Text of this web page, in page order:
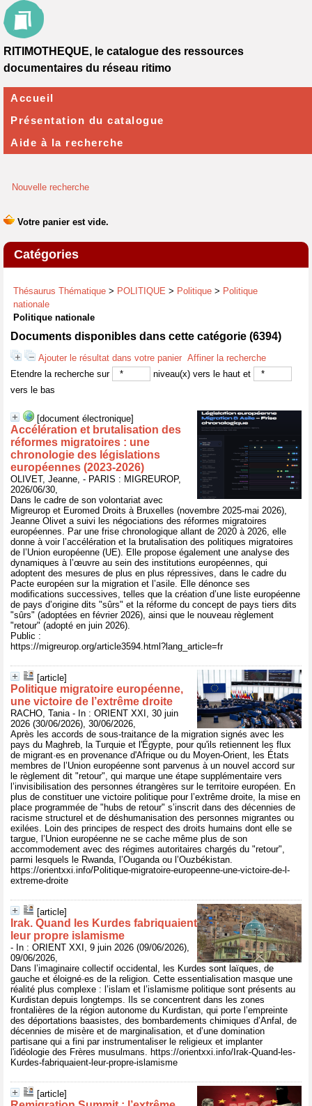
Nouvelle recherche
Catégories
Thésaurus Thématique > POLITIQUE > Politique > Politique
nationale
Politique nationale
Documents disponibles dans cette catégorie (6394)
Ajouter le résultat dans votre panier Affiner la recherche
Etendre la recherche sur
niveau(x) vers le haut et
vers le bas
[document électronique]
Accélération et brutalisation des
réformes migratoires : une
chronologie des législations
européennes (2023-2026)
OLIVET, Jeanne, - PARIS : MIGREUROP,
2026/06/30,
Dans le cadre de son volontariat avec
Migreurop et Euromed Droits à Bruxelles (novembre 2025-mai 2026),
Jeanne Olivet a suivi les négociations des réformes migratoires
européennes. Par une frise chronologique allant de 2020 à 2026, elle
donne à voir l’accélération et la brutalisation des politiques migratoires
de l’Union européenne (UE). Elle propose également une analyse des
dynamiques à l’œuvre au sein des institutions européennes, qui
adoptent des mesures de plus en plus répressives, dans le cadre du
Pacte européen sur la migration et l’asile. Elle dénonce ses
modifications successives, telles que la création d’une liste européenne
de pays d’origine dits "sûrs" et la réforme du concept de pays tiers dits
"sûrs" (adoptées en février 2026), ainsi que le nouveau règlement
"retour" (adopté en juin 2026).
Public :
https://migreurop.org/article3594.html?lang_article=fr
[article]
Politique migratoire européenne,
une victoire de l’extrême droite
RACHO, Tania - In : ORIENT XXI, 30 juin
2026 (30/06/2026), 30/06/2026,
Après les accords de sous-traitance de la migration signés avec les
pays du Maghreb, la Turquie et l'Égypte, pour qu'ils retiennent les flux
de migrant·es en provenance d'Afrique ou du Moyen-Orient, les États
membres de l’Union européenne sont parvenus à un nouvel accord sur
le règlement dit "retour", qui marque une étape supplémentaire vers
l’invisibilisation des personnes étrangères sur le territoire européen. En
plus de constituer une victoire politique pour l’extrême droite, la mise en
place programmée de "hubs de retour" s’inscrit dans des décennies de
racisme structurel et de déshumanisation des personnes migrantes ou
exilées. Loin des principes de respect des droits humains dont elle se
targue, l’Union européenne ne se cache même plus de son
accommodement avec des régimes autoritaires chargés du "retour",
parmi lesquels le Rwanda, l’Ouganda ou l’Ouzbékistan.
https://orientxxi.info/Politique-migratoire-europeenne-une-victoire-de-l-
extreme-droite
[article]
Irak. Quand les Kurdes fabriquaient
leur propre islamisme
- In : ORIENT XXI, 9 juin 2026 (09/06/2026),
09/06/2026,
Dans l’imaginaire collectif occidental, les Kurdes sont laïques, de
gauche et éloigné·es de la religion. Cette essentialisation masque une
réalité plus complexe : l’islam et l’islamisme politique sont présents au
Kurdistan depuis longtemps. Ils se concentrent dans les zones
frontalières de la région autonome du Kurdistan, qui porte l’empreinte
des déportations baasistes, des bombardements chimiques d’Anfal, de
décennies de misère et de marginalisation, et d’une domination
partisane qui a fini par instrumentaliser le religieux et implanter
l'idéologie des Frères musulmans. https://orientxxi.info/Irak-Quand-les-
Kurdes-fabriquaient-leur-propre-islamisme
[article]
RITIMOTHEQUE, le catalogue des ressources
documentaires du réseau ritimo
Accueil
Présentation du catalogue
Aide à la recherche